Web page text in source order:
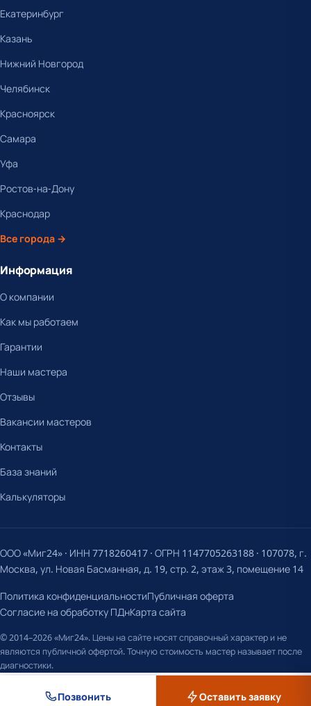
Екатеринбург
Казань
Нижний Новгород
Челябинск
Красноярск
Самара
Уфа
Ростов-на-Дону
Краснодар
Все города →
Информация
О компании
Как мы работаем
Гарантии
Наши мастера
Отзывы
Вакансии мастеров
Контакты
База знаний
Калькуляторы
ООО «Миг24» · ИНН 7718260417 · ОГРН 1147705263188 · 107078, г.
Москва, ул. Новая Басманная, д. 19, стр. 2, этаж 3, помещение 14
Политика конфиденциальностиПубличная оферта
Согласие на обработку ПДнКарта сайта
© 2014–2026 «Миг24». Цены на сайте носят справочный характер и не
являются публичной офертой. Точную стоимость мастер называет после
диагностики.
Позвонить Оставить заявку